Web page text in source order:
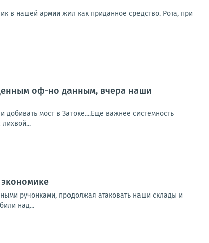
в нашей армии жил как приданное средство. Рота, при
оф-но данным, вчера наши
мост в Затоке....Еще важнее системность
ручонками, продолжая атаковать наши склады и
над...